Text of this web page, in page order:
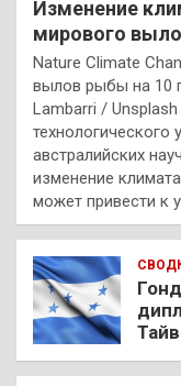
Изменение
мирового
Nature Climate
вылов рыбы на 10
Lambarri /
технологического
австралийских
изменение
может привести к